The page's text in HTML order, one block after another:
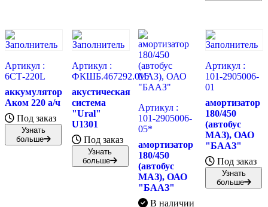
Артикул :
6СТ-220L
аккумулятор
Аком 220 а/ч
Под заказ
Узнать
больше
Артикул :
ФКШБ.467292.016
акустическая
система
"Ural"
U1301
Под заказ
Узнать
больше
Артикул :
101-2905006-
05*
амортизатор
180/450
(автобус
МАЗ), ОАО
"БААЗ"
В наличии
Артикул :
101-2905006-
01
амортизатор
180/450
(автобус
МАЗ), ОАО
"БААЗ"
Под заказ
Узнать
больше